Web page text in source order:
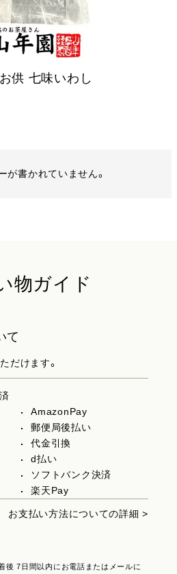
供 七味いわし
が書かれていません。
物ガイド
て
だけます。
AmazonPay
郵便局後払い
代金引換
d払い
ソフトバンク決済
楽天Pay
お支払い方法についての詳細 >
後 7日間以内にお電話またはメールに